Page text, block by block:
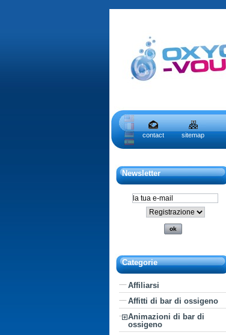
contact sitemap
Newsletter
Categorie
Affiliarsi
Affitti di bar di ossigeno
Animazioni di bar di
ossigeno